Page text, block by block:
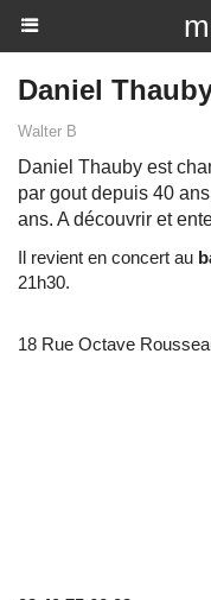
Daniel
Walter B
Daniel Thauby est
par gout depuis 40
ans. A découvrir et
Il revient en concert au
21h30.
18 Rue Octave